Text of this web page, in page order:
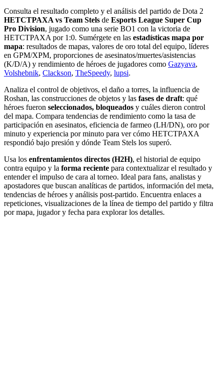
Consulta el resultado completo y el análisis del partido de Dota 2
HETCTPAXA vs Team Stels de Esports League Super Cup
Pro Division, jugado como una serie BO1 con la victoria de
HETCTPAXA por 1:0. Sumérgete en las estadísticas mapa por
mapa: resultados de mapas, valores de oro total del equipo, líderes
en GPM/XPM, proporciones de asesinatos/muertes/asistencias
(K/D/A) y rendimiento de héroes de jugadores como Gazyava,
Volshebnik, Clackson, TheSpeedy, lupsi.
Analiza el control de objetivos, el daño a torres, la influencia de
Roshan, las construcciones de objetos y las fases de draft: qué
héroes fueron seleccionados, bloqueados y cuáles dieron control
del mapa. Compara tendencias de rendimiento como la tasa de
participación en asesinatos, eficiencia de farmeo (LH/DN), oro por
minuto y experiencia por minuto para ver cómo HETCTPAXA
respondió bajo presión y dónde Team Stels los superó.
Usa los enfrentamientos directos (H2H), el historial de equipo
contra equipo y la forma reciente para contextualizar el resultado y
entender el impulso de cara al torneo. Ideal para fans, analistas y
apostadores que buscan analíticas de partidos, información del meta,
tendencias de héroes y análisis post-partido. Encuentra enlaces a
repeticiones, visualizaciones de la línea de tiempo del partido y filtra
por mapa, jugador y fecha para explorar los detalles.